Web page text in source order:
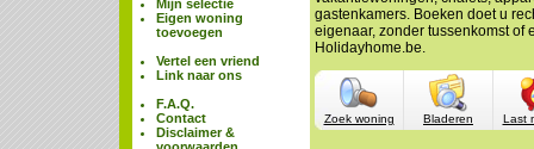
Mijn selectie
Eigen woning
toevoegen
Vertel een vriend
Link naar ons
F.A.Q.
Contact
Disclaimer &
gastenkamers. Boeken doet u
eigenaar, zonder tussenkomst of
Holidayhome.be.
Zoek woning Bladeren Last